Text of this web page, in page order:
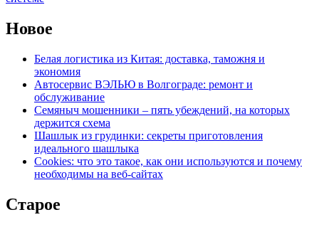
Новое
Белая логистика из Китая: доставка, таможня и
экономия
Автосервис ВЭЛЬЮ в Волгограде: ремонт и
обслуживание
Семяныч мошенники – пять убеждений, на которых
держится схема
Шашлык из грудинки: секреты приготовления
идеального шашлыка
Cookies: что это такое, как они используются и почему
необходимы на веб-сайтах
Старое